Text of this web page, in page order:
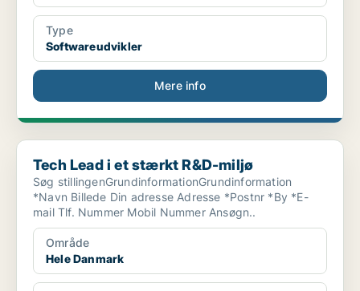
Type
Softwareudvikler
Mere info
Tech Lead i et stærkt R&D-miljø
Tech Lead i et stærkt R&D-miljø
Søg stillingenGrundinformationGrundinformation
*Navn Billede Din adresse Adresse *Postnr *By *E-
mail Tlf. Nummer Mobil Nummer Ansøgn..
Område
Hele Danmark